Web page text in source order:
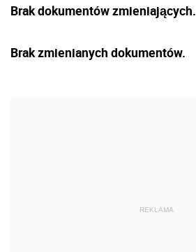
Brak dokumentów zmieniających.
Brak zmienianych dokumentów.